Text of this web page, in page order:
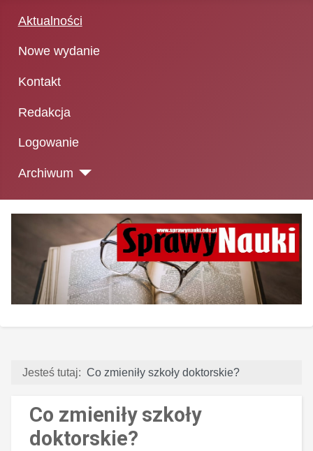
Aktualności
Nowe wydanie
Kontakt
Redakcja
Logowanie
Archiwum
Jesteś tutaj: Co zmieniły szkoły doktorskie?
Co zmieniły szkoły
doktorskie?